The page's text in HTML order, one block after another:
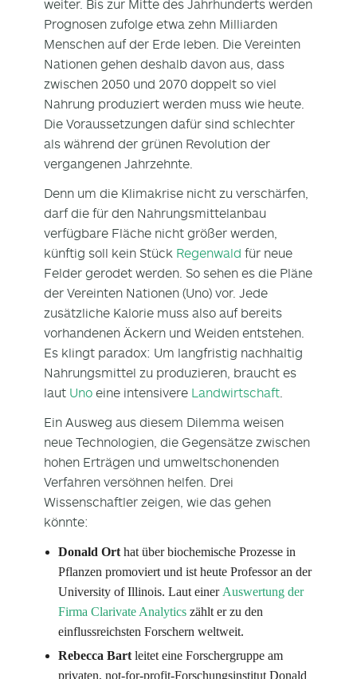
weiter. Bis zur Mitte des Jahrhunderts werden
Prognosen zufolge etwa zehn Milliarden
Menschen auf der Erde leben. Die Vereinten
Nationen gehen deshalb davon aus, dass
zwischen 2050 und 2070 doppelt so viel
Nahrung produziert werden muss wie heute.
Die Voraussetzungen dafür sind schlechter
als während der grünen Revolution der
vergangenen Jahrzehnte.
Denn um die Klimakrise nicht zu verschärfen,
darf die für den Nahrungsmittelanbau
verfügbare Fläche nicht größer werden,
künftig soll kein Stück Regenwald für neue
Felder gerodet werden. So sehen es die Pläne
der Vereinten Nationen (Uno) vor. Jede
zusätzliche Kalorie muss also auf bereits
vorhandenen Äckern und Weiden entstehen.
Es klingt paradox: Um langfristig nachhaltig
Nahrungsmittel zu produzieren, braucht es
laut Uno eine intensivere Landwirtschaft
Ein Ausweg aus diesem Dilemma weisen
neue Technologien, die Gegensätze zwischen
hohen Erträgen und umweltschonenden
Verfahren versöhnen helfen. Drei
Wissenschaftler zeigen, wie das gehen
könnte:
Donald Ort hat über biochemische Prozesse in
Pflanzen promoviert und ist heute Professor an der
University of Illinois. Laut einer Auswertung der
Firma Clarivate Analyticszählt er zu den
einflussreichsten Forschern weltweit.
Rebecca Bart leitet eine Forschergruppe am
privaten, not-for-profit-Forschungsinstitut Donald